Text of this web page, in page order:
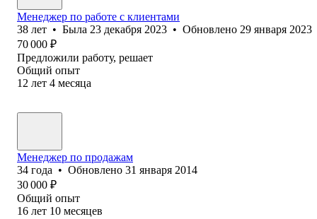
Менеджер по работе с клиентами
38 лет • Была 23 декабря 2023 • Обновлено 29 января 2023
70 000 ₽
Предложили работу, решает
Общий опыт
12 лет 4 месяца
Менеджер по продажам
34 года • Обновлено 31 января 2014
30 000 ₽
Общий опыт
16 лет 10 месяцев